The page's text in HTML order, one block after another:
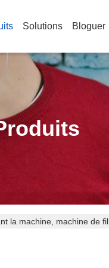
Solutions Bloguer
la machine, machine de